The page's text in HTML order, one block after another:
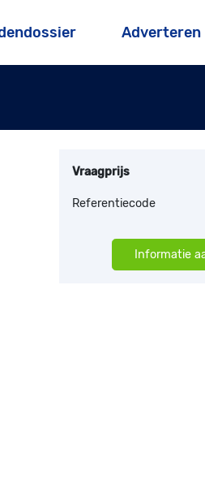
Adverteren
Vraagprijs
Referentiecode
Informatie